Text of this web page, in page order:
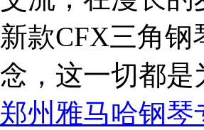
新款CFX三角钢
念，这一切都
郑州雅马哈钢